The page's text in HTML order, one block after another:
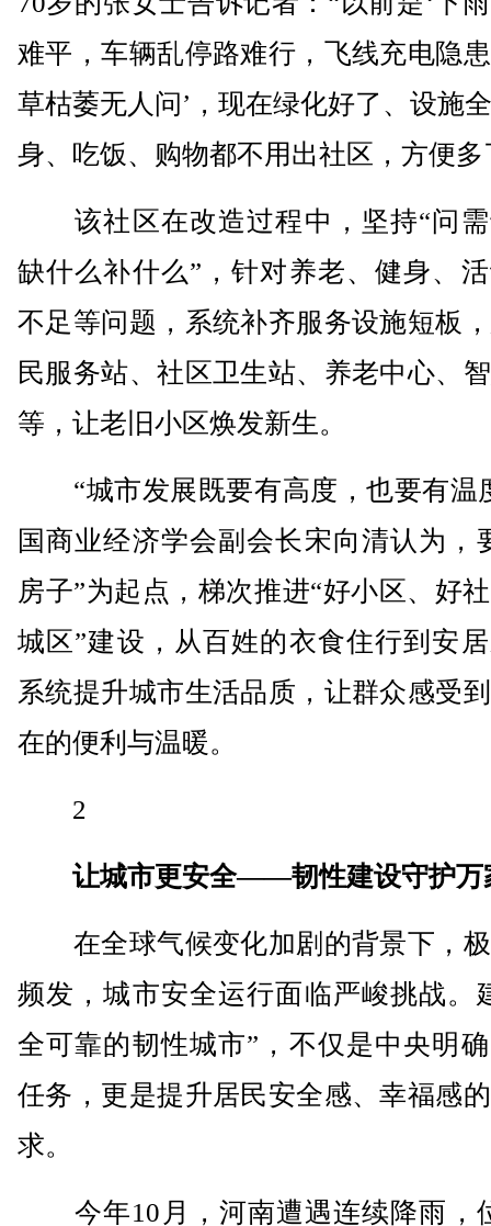
难平，车辆乱停路难行，飞线充电隐
草枯萎无人问’，现在绿化好了、设施
身、吃饭、购物都不用出社区，方便多
该社区在改造过程中，坚持“问需
缺什么补什么”，针对养老、健身、
不足等问题，系统补齐服务设施短板
民服务站、社区卫生站、养老中心、
等，让老旧小区焕发新生。
“城市发展既要有高度，也要有温
国商业经济学会副会长宋向清认为，
房子”为起点，梯次推进“好小区、好
城区”建设，从百姓的衣食住行到安
系统提升城市生活品质，让群众感受
在的便利与温暖。
2
让城市更安全——韧性建设守护万
在全球气候变化加剧的背景下，
频发，城市安全运行面临严峻挑战。
全可靠的韧性城市”，不仅是中央明
任务，更是提升居民安全感、幸福感
求。
今年10月，河南遭遇连续降雨，